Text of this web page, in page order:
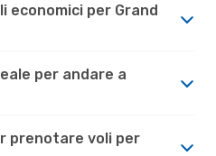
economici per Grand
per andare a
prenotare voli per